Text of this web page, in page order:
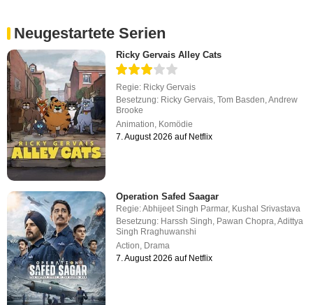
Neugestartete Serien
Ricky Gervais Alley Cats
Regie: Ricky Gervais
Besetzung: Ricky Gervais ,Tom Basden ,Andrew
Brooke
Animation Komödie
7. August 2026 auf Netflix
Operation Safed Saagar
Regie:Abhijeet Singh Parmar, Kushal Srivastava
Besetzung: Harssh Singh, Pawan Chopra,Adittya
Singh Rraghuwanshi
Action, Drama
7. August 2026 auf Netflix